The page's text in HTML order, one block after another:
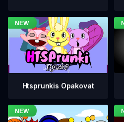
Htsprunkis Opakovat